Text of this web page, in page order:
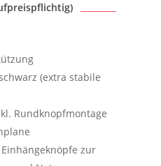
(extra stabile
Rundknopfmontage
zur